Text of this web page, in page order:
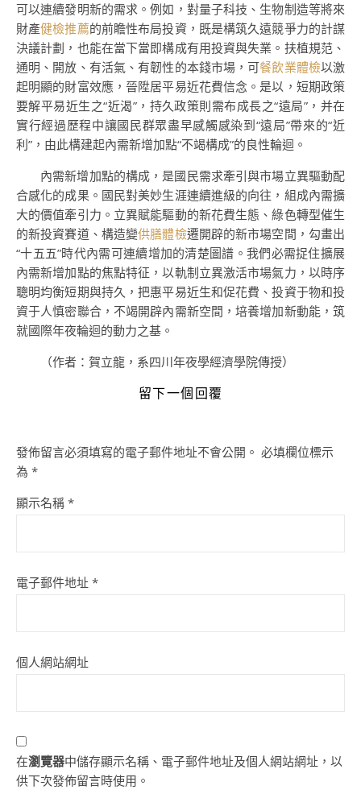
可以連續發明新的需求。例如，對量子科技、生物制造等將來
財產健檢推薦的前瞻性布局投資，既是構筑久遠競爭力的計謀
決議計劃，也能在當下當即構成有用投資與失業。扶植規范、
通明、開放、有活氣、有韌性的本錢市場，可餐飲業體檢以激
起明顯的財富效應，晉陞居平易近花費信念。是以，短期政策
要解平易近生之“近渴”，持久政策則需布成長之“遠局”，并在
實行經過歷程中讓國民群眾盡早感觸感染到“遠局”帶來的“近
利”，由此構建起內需新增加點“不竭構成”的良性輪迴。
內需新增加點的構成，是國民需求牽引與市場立異驅動配
合感化的成果。國民對美妙生涯連續進級的向往，組成內需擴
大的價值牽引力。立異賦能驅動的新花費生態、綠色轉型催生
的新投資賽道、構造變供膳體檢遷開辟的新市場空間，勾畫出
“十五五”時代內需可連續增加的清楚圖譜。我們必需捉住擴展
內需新增加點的焦點特征，以軌制立異激活市場氣力，以時序
聰明均衡短期與持久，把惠平易近生和促花費、投資于物和投
資于人慎密聯合，不竭開辟內需新空間，培養增加新動能，筑
就國際年夜輪迴的動力之基。
（作者：賀立龍，系四川年夜學經濟學院傳授）
留下一個回覆
發佈留言必須填寫的電子郵件地址不會公開。 必填欄位標示
為 *
顯示名稱 *
電子郵件地址 *
個人網站網址
在瀏覽器中儲存顯示名稱、電子郵件地址及個人網站網址，以
供下次發佈留言時使用。